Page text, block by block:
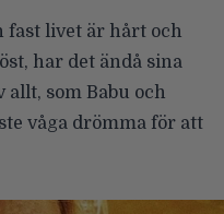
fast livet är hårt och
har det ändå sina
allt, som Babu och
våga drömma för att